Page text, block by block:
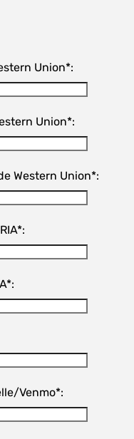
Union*:
Union*:
Western Union*:
Venmo*: